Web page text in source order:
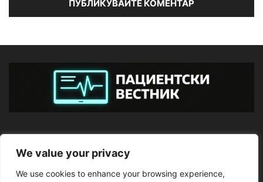
We value your privacy
We use cookies to enhance your browsing experience,